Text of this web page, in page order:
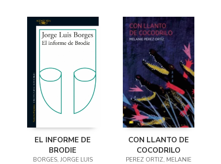
EL INFORME DE
BRODIE
BORGES, JORGE LUIS
CON LLANTO DE
COCODRILO
PEREZ ORTIZ, MELANIE